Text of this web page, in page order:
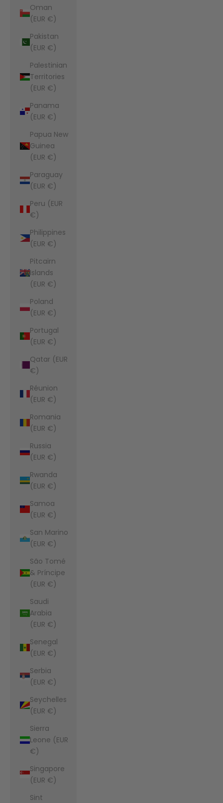
Oman
(EUR €)
Pakistan
(EUR €)
Palestinian
Territories
(EUR €)
Panama
(EUR €)
Papua New
Guinea
(EUR €)
Paraguay
(EUR €)
Peru (EUR
€)
Philippines
(EUR €)
Pitcairn
Islands
(EUR €)
Poland
(EUR €)
Portugal
(EUR €)
Qatar (EUR
€)
Réunion
(EUR €)
Romania
(EUR €)
Russia
(EUR €)
Rwanda
(EUR €)
Samoa
(EUR €)
San Marino
(EUR €)
São Tomé
& Príncipe
(EUR €)
Saudi
Arabia
(EUR €)
Senegal
(EUR €)
Serbia
(EUR €)
Seychelles
(EUR €)
Sierra
Leone (EUR
€)
Singapore
(EUR €)
Sint